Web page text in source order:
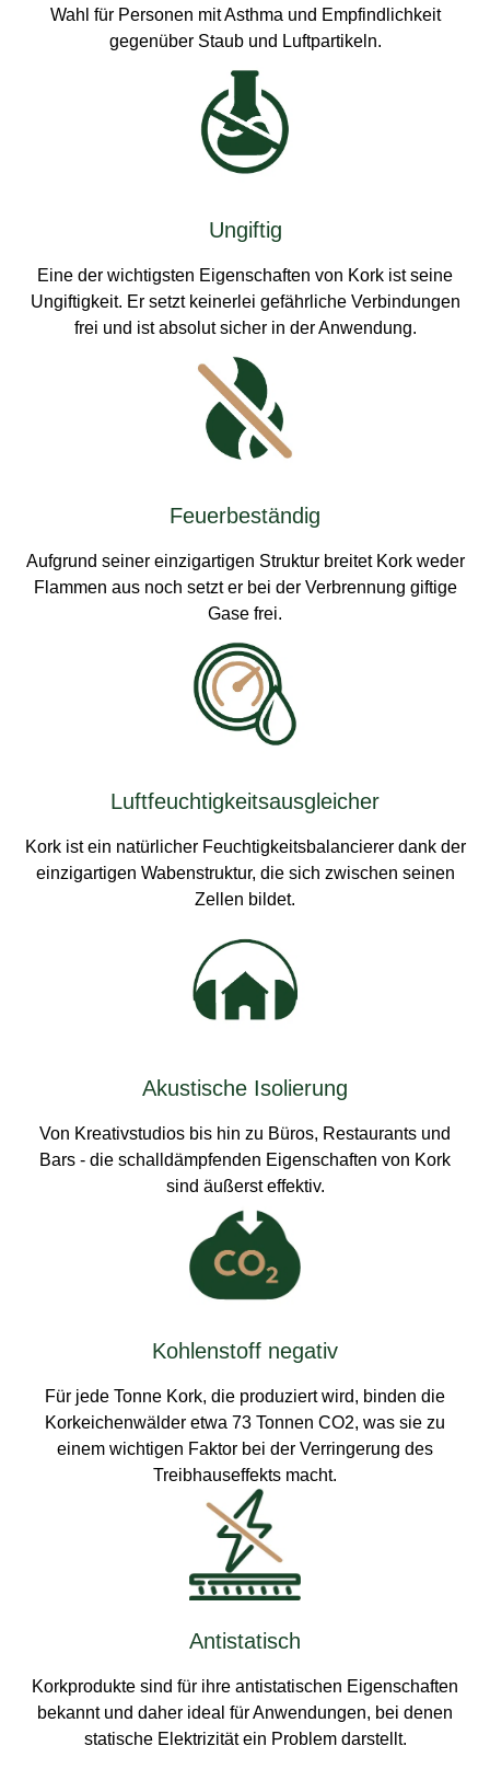
Wahl für Personen mit Asthma und Empfindlichkeit
gegenüber Staub und Luftpartikeln.
Ungiftig
Eine der wichtigsten Eigenschaften von Kork ist seine
Ungiftigkeit. Er setzt keinerlei gefährliche Verbindungen
frei und ist absolut sicher in der Anwendung.
Feuerbeständig
Aufgrund seiner einzigartigen Struktur breitet Kork weder
Flammen aus noch setzt er bei der Verbrennung giftige
Gase frei.
Luftfeuchtigkeitsausgleicher
Kork ist ein natürlicher Feuchtigkeitsbalancierer dank der
einzigartigen Wabenstruktur, die sich zwischen seinen
Zellen bildet.
Akustische Isolierung
Von Kreativstudios bis hin zu Büros, Restaurants und
Bars - die schalldämpfenden Eigenschaften von Kork
sind äußerst effektiv.
Kohlenstoff negativ
Für jede Tonne Kork, die produziert wird, binden die
Korkeichenwälder etwa 73 Tonnen CO2, was sie zu
einem wichtigen Faktor bei der Verringerung des
Treibhauseffekts macht.
Antistatisch
Korkprodukte sind für ihre antistatischen Eigenschaften
bekannt und daher ideal für Anwendungen, bei denen
statische Elektrizität ein Problem darstellt.